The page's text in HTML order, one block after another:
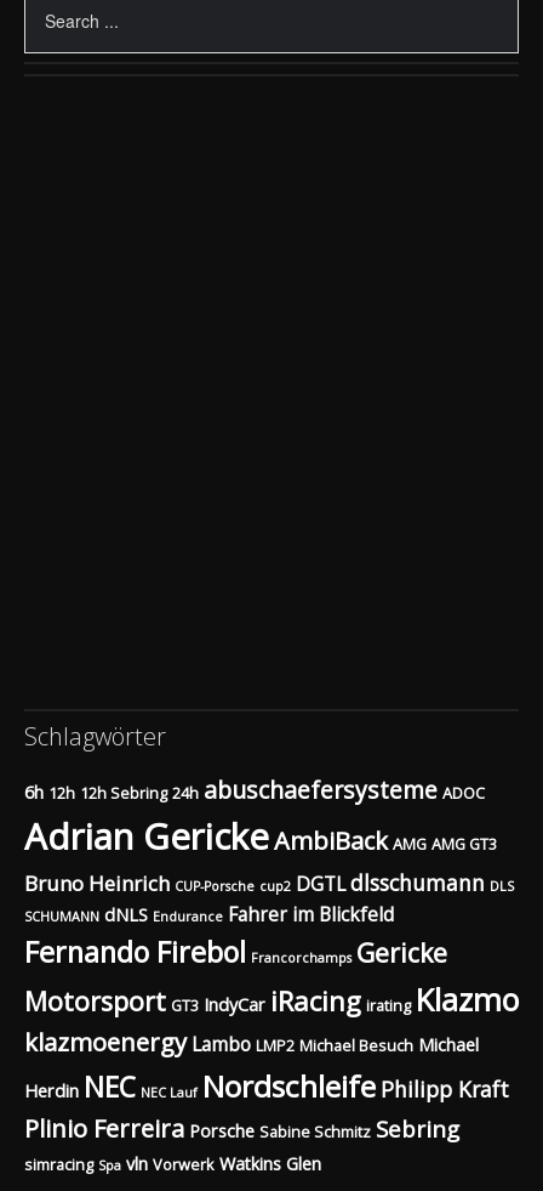
Schlagwörter
6h 12h 12h Sebring 24h abuschaefersysteme ADOC
Adrian GerickeAmbiBack AMG AMG GT3
Bruno Heinrich CUP-Porsche cup2 DGTLdlsschumann DLS
SCHUMANN dNLS Endurance Fahrer im Blickfeld
Fernando Firebol Francorchamps Gericke
Motorsport GT3 IndyCar iRacing irating Klazmo
klazmoenergy Lambo LMP2 Michael Besuch Michael
Herdin NEC NEC Lauf Nordschleife Philipp Kraft
Plinio Ferreira Porsche Sabine Schmitz Sebring
simracing Spa vln Vorwerk Watkins Glen